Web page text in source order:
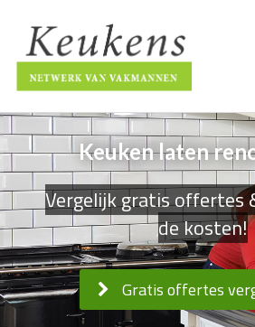
Keuken laten
Vergelijk gratis offertes
de kosten!
Gratis offertes